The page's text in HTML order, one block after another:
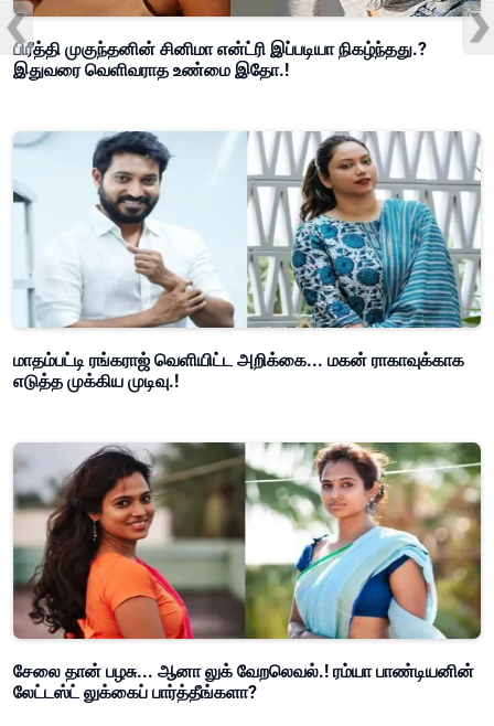
பிரீத்தி முகுந்தனின் சினிமா என்ட்ரி இப்படியா நிகழ்ந்தது.?
இதுவரை வெளிவராத உண்மை இதோ.!
மாதம்பட்டி ரங்கராஜ் வெளியிட்ட அறிக்கை... மகன் ராகாவுக்காக
எடுத்த முக்கிய முடிவு.!
சேலை தான் பழசு... ஆனா லுக் வேறலெவல்.! ரம்யா பாண்டியனின்
லேட்டஸ்ட் லுக்கைப் பார்த்தீங்களா?